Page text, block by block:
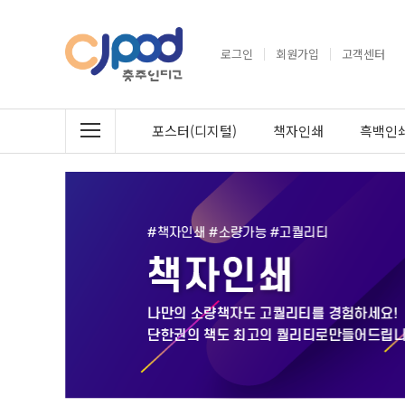
로그인 회원가입 고객센터
포스터(디지털) 책자인쇄 흑백인